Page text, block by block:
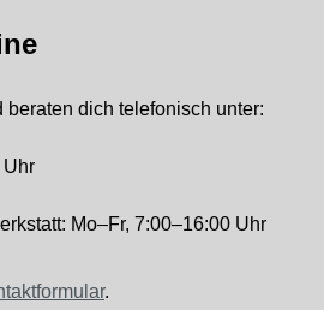
beraten dich telefonisch unter:
Uhr
Mo–Fr, 7:00–16:00 Uhr
.